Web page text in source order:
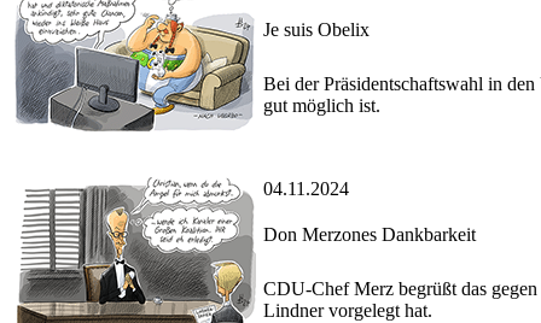
Je suis Obelix
Bei der Präsidentschaftswahl in
gut möglich ist.
04.11.2024
Don Merzones Dankbarkeit
CDU-Chef Merz begrüßt das
Lindner vorgelegt hat.